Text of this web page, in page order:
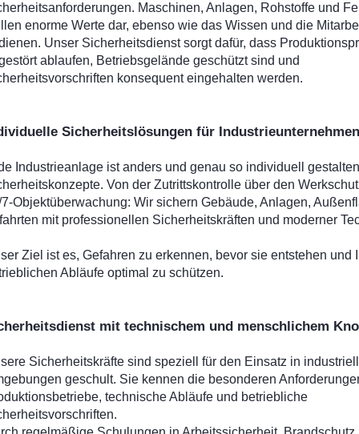
Maschinen, Anlagen, Rohstoffe und
enorme Werte dar, ebenso wie das Wissen und die
Unser Sicherheitsdienst sorgt dafür, dass
ablaufen, Betriebsgelände geschützt sind und
konsequent eingehalten werden.
Sicherheitslösungen für Industrieunternehmen
Industrieanlage ist anders und genau so individuell
Von der Zutrittskontrolle über den
Objektüberwachung: Wir sichern Gebäude, Anlagen,
mit professionellen Sicherheitskräften und moderner
Ziel ist es, Gefahren zu erkennen, bevor sie entstehen und
Abläufe optimal zu schützen.
mit technischem und menschlichem
Sicherheitskräfte sind speziell für den Einsatz in
geschult. Sie kennen die besonderen
technische Abläufe und betriebliche